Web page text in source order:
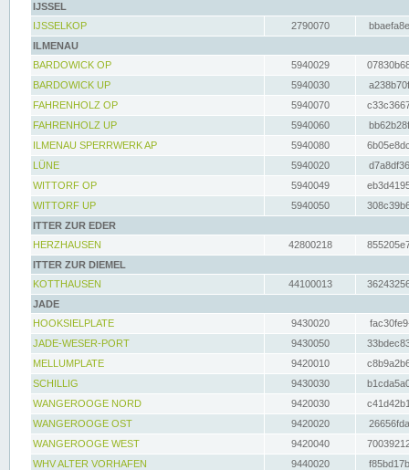
IJSSEL
IJSSELKOP
2790070
ILMENAU
BARDOWICK OP
5940029
BARDOWICK UP
5940030
FAHRENHOLZ OP
5940070
FAHRENHOLZ UP
5940060
ILMENAU SPERRWERK AP
5940080
LÜNE
5940020
WITTORF OP
5940049
WITTORF UP
5940050
ITTER ZUR EDER
HERZHAUSEN
42800218
ITTER ZUR DIEMEL
KOTTHAUSEN
44100013
JADE
HOOKSIELPLATE
9430020
JADE-WESER-PORT
9430050
MELLUMPLATE
9420010
SCHILLIG
9430030
WANGEROOGE NORD
9420030
WANGEROOGE OST
9420020
WANGEROOGE WEST
9420040
WHV ALTER VORHAFEN
9440020